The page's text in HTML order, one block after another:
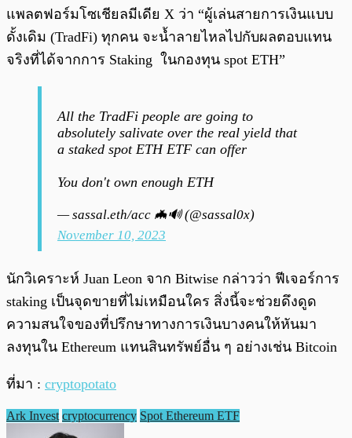
แพลตฟอร์มโซเชียลมีเดีย X ว่า “ผู้เล่นสายการเงินแบบ
ดั้งเดิม (TradFi) ทุกคน จะน้ำลายไหลไปกับผลตอบแทน
จริงที่ได้จากการ Staking ในกองทุน spot ETH”
All the TradFi people are going to
absolutely salivate over the real yield that
a staked spot ETH ETF can offer
You don't own enough ETH
— sassal.eth/acc 🦇🔊 (@sassal0x)
November 10, 2023
นักวิเคราะห์ Juan Leon จาก Bitwise กล่าวว่า ฟีเจอร์การ
staking เป็นจุดขายที่ไม่เหมือนใคร สิ่งนี้จะช่วยดึงดูด
ความสนใจของที่ปรึกษาทางการเงินบางคนให้หันมา
ลงทุนใน Ethereum แทนสินทรัพย์อื่น ๆ อย่างเช่น Bitcoin
ที่มา : cryptopotato
Ark Invest cryptocurrency Spot Ethereum ETF